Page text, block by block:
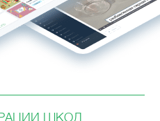
ШКОЛ